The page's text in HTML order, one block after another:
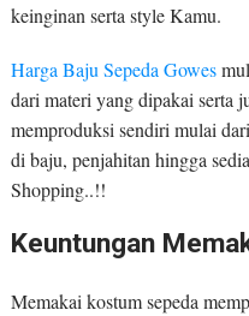
keinginan serta style Kamu.
Harga Baju Sepeda Gowes
dari materi yang dipakai serta
memproduksi sendiri mulai
di baju, penjahitan hingga
Shopping..!!
Keuntungan
Memakai kostum sepeda